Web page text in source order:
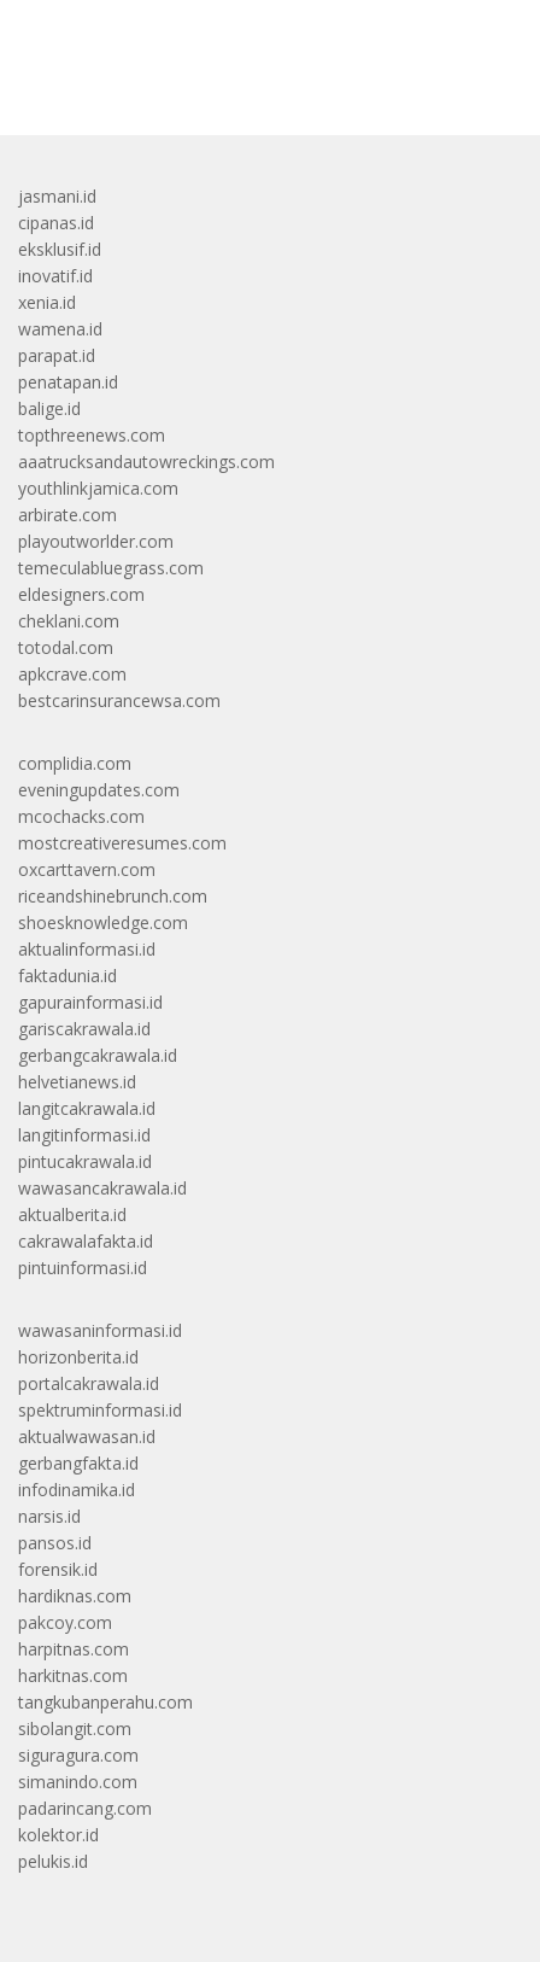
jasmani.id
cipanas.id
eksklusif.id
inovatif.id
xenia.id
wamena.id
parapat.id
penatapan.id
balige.id
topthreenews.com
aaatrucksandautowreckings.com
youthlinkjamica.com
arbirate.com
playoutworlder.com
temeculabluegrass.com
eldesigners.com
cheklani.com
totodal.com
apkcrave.com
bestcarinsurancewsa.com
complidia.com
eveningupdates.com
mcochacks.com
mostcreativeresumes.com
oxcarttavern.com
riceandshinebrunch.com
shoesknowledge.com
aktualinformasi.id
faktadunia.id
gapurainformasi.id
gariscakrawala.id
gerbangcakrawala.id
helvetianews.id
langitcakrawala.id
langitinformasi.id
pintucakrawala.id
wawasancakrawala.id
aktualberita.id
cakrawalafakta.id
pintuinformasi.id
wawasaninformasi.id
horizonberita.id
portalcakrawala.id
spektruminformasi.id
aktualwawasan.id
gerbangfakta.id
infodinamika.id
narsis.id
pansos.id
forensik.id
hardiknas.com
pakcoy.com
harpitnas.com
harkitnas.com
tangkubanperahu.com
sibolangit.com
siguragura.com
simanindo.com
padarincang.com
kolektor.id
pelukis.id